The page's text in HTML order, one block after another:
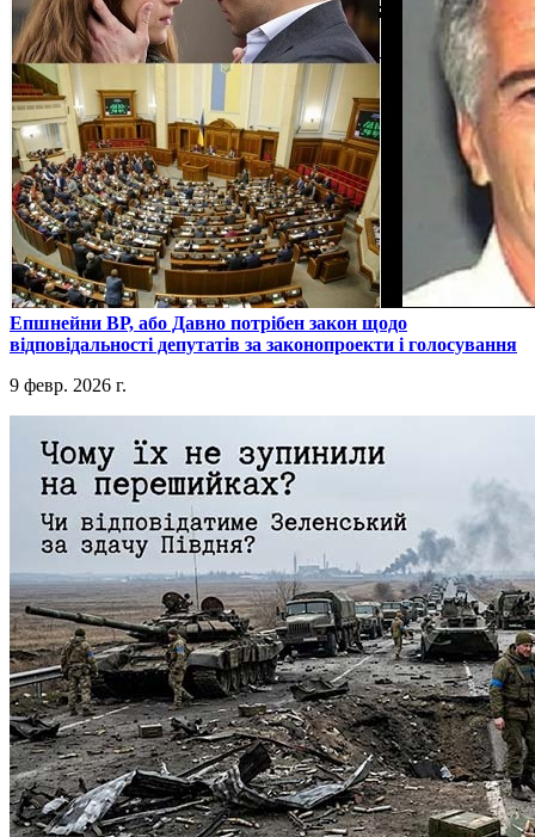
​Епшнейни ВР, або Давно потрібен закон щодо
відповідальності депутатів за законопроекти і голосування
9 февр. 2026 г.